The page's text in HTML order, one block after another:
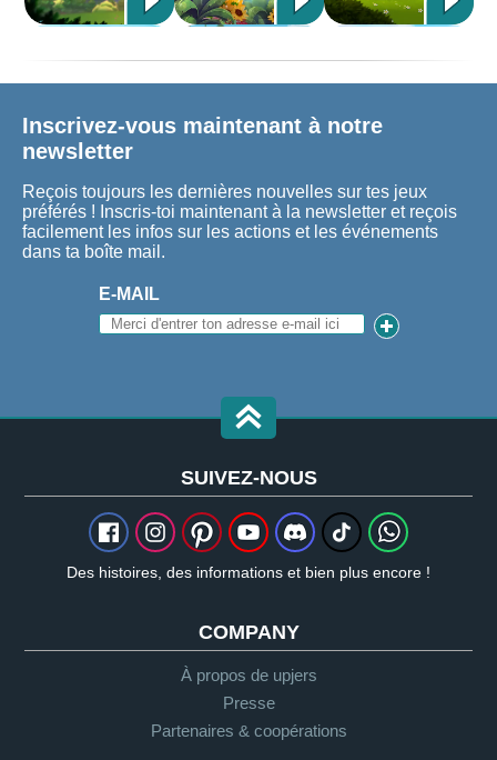
Inscrivez-vous maintenant à notre
newsletter
Reçois toujours les dernières nouvelles sur tes jeux
préférés ! Inscris-toi maintenant à la newsletter et reçois
facilement les infos sur les actions et les événements
dans ta boîte mail.
E-MAIL
SUIVEZ-NOUS
Des histoires, des informations et bien plus encore !
COMPANY
À propos de upjers
Presse
Partenaires & coopérations